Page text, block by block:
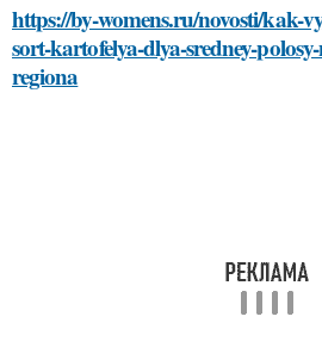
https://by-womens.ru/novosti/kak-
sort-kartofelya-dlya-sredney-
regiona